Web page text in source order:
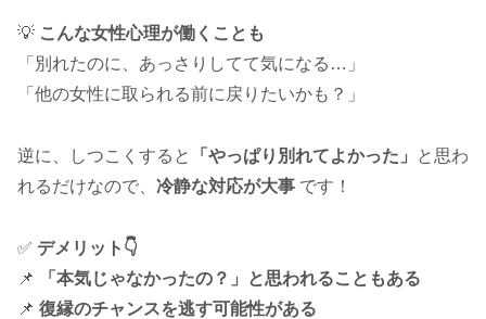
💡 こんな女性心理が働くことも
「別れたのに、あっさりしてて気になる…」
「他の女性に取られる前に戻りたいかも？」
逆に、しつこくすると 「やっぱり別れてよかった」
と思わ
れるだけなので、 冷静な対応が大事 です！
✅ デメリット👇
📌
「本気じゃなかったの？」と思われることもある
📌 復縁のチャンスを逃す可能性がある